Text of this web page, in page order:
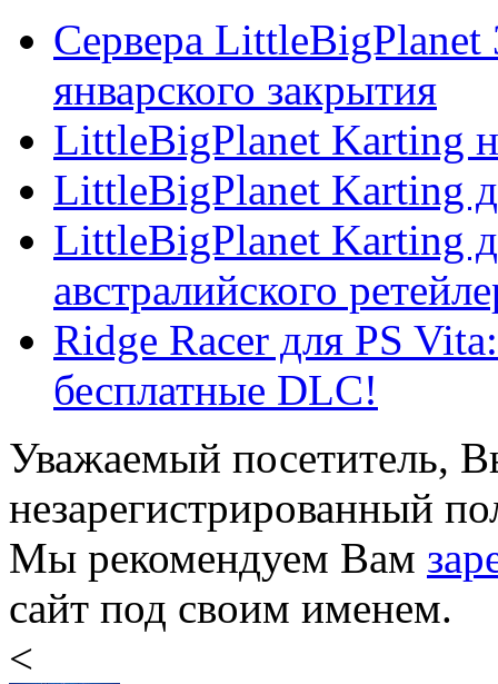
Сервера LittleBigPlanet
январского закрытия
LittleBigPlanet Karting
LittleBigPlanet Karting
LittleBigPlanet Karting
австралийского
Ridge Racer для PS
бесплатные DLC!
Уважаемый посетитель,
незарегистрированный
Мы рекомендуем Вам
сайт под своим именем.
<